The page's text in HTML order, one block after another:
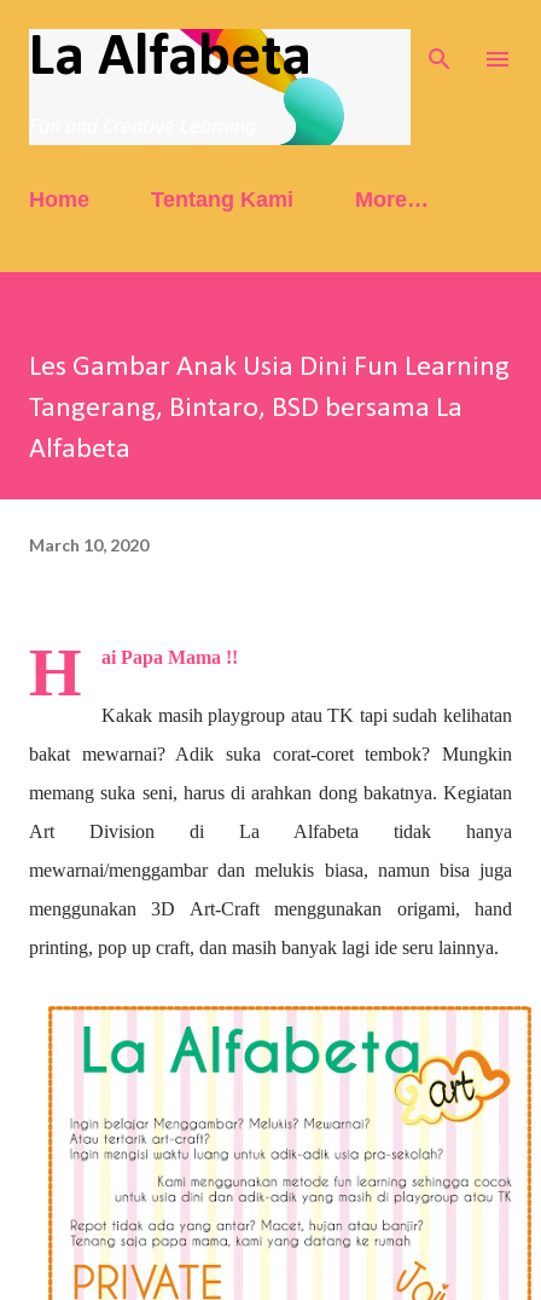
Skip to main content
La Alfabeta
Home Tentang Kami More…
Les Gambar Anak Usia Dini Fun Learning
Tangerang, Bintaro, BSD bersama La
Alfabeta
March 10, 2020
H ai Papa Mama !!
Kakak masih playgroup atau TK tapi sudah kelihatan
bakat mewarnai? Adik suka corat-coret tembok? Mungkin
memang suka seni, harus di arahkan dong bakatnya. Kegiatan
Art Division di La Alfabeta tidak hanya
mewarnai/menggambar dan melukis biasa, namun bisa juga
menggunakan 3D Art-Craft menggunakan origami, hand
printing, pop up craft, dan masih banyak lagi ide seru lainnya.